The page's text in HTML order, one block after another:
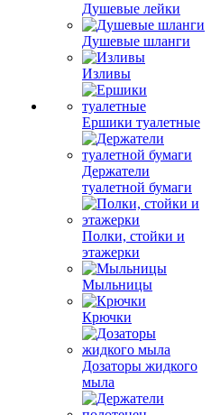
Душевые лейки
Душевые шланги
Изливы
Ершики туалетные
Держатели
туалетной бумаги
Полки, стойки и
этажерки
Мыльницы
Крючки
Дозаторы жидкого
мыла